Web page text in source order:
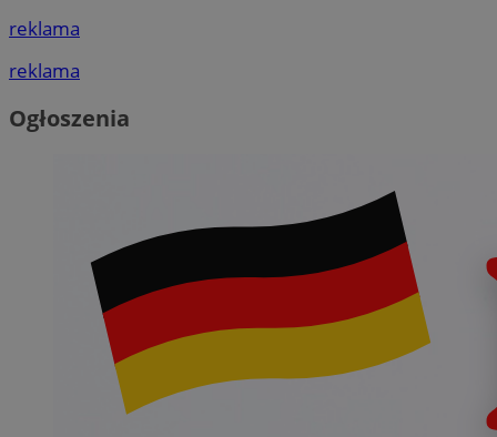
reklama
reklama
Ogłoszenia